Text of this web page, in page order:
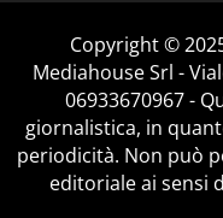
Copyright ©
Mediahouse Srl -
06933670967 -
giornalistica, in
periodicità. Non può
editoriale ai sensi